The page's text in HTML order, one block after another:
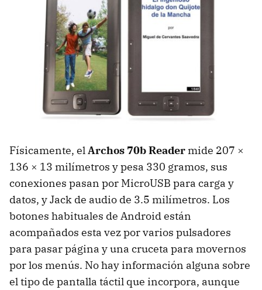
Físicamente, elArchos 70b Reader mide 207 ×
136 × 13 milímetros y pesa 330 gramos, sus
conexiones pasan por MicroUSB para carga y
datos, y Jack de audio de 3.5 milímetros. Los
botones habituales de Android están
acompañados esta vez por varios pulsadores
para pasar página y una cruceta para movernos
por los menús. No hay información alguna sobre
el tipo de pantalla táctil que incorpora, aunque